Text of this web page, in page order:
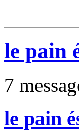
le pain
7
le pain